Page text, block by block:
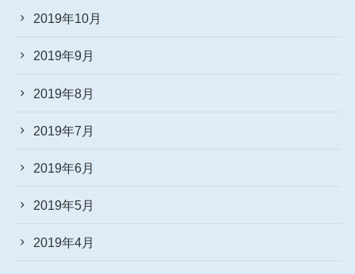
2019年10月
2019年9月
2019年8月
2019年7月
2019年6月
2019年5月
2019年4月